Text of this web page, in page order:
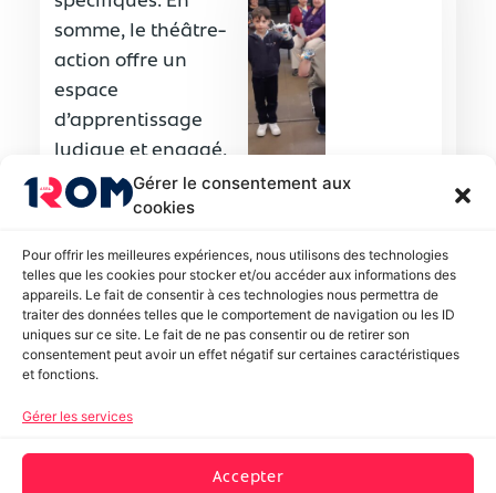
Gérer le consentement aux
cookies
Pour offrir les meilleures expériences, nous utilisons des technologies
telles que les cookies pour stocker et/ou accéder aux informations des
appareils. Le fait de consentir à ces technologies nous permettra de
traiter des données telles que le comportement de navigation ou les ID
uniques sur ce site. Le fait de ne pas consentir ou de retirer son
consentement peut avoir un effet négatif sur certaines caractéristiques
et fonctions.
Gérer les services
Accepter
somme, le théâtre-
action offre un
espace
d’apprentissage
ludique et engagé,
où chacun peut
devenir acteurs⸱
changement.
plastique
intergénérationnel